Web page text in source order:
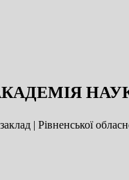
| Рівненської